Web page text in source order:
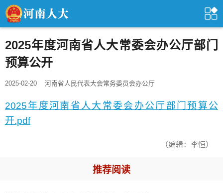
2025年度河南省人大常委会办公厅部门
预算公开
2025-02-20 河南省人民代表大会常务委员会办公厅
2025年度河南省人大常委会办公厅部门预算公
开.pdf
（编辑：李恒）
推荐阅读